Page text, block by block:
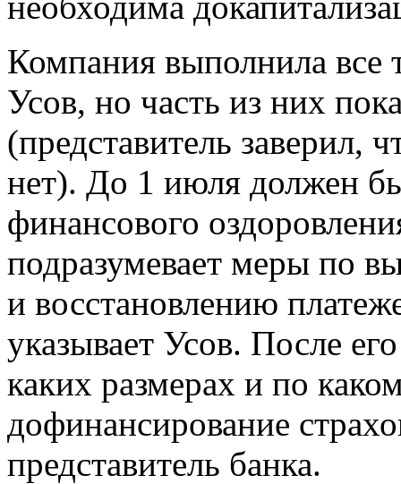
Компания выполнила все
Усов, но часть из них
(представитель заверил,
нет). До 1 июля должен
финансового
подразумевает меры по
и восстановлению
указывает Усов. После
каких размерах и по
дофинансирование
представитель банка.